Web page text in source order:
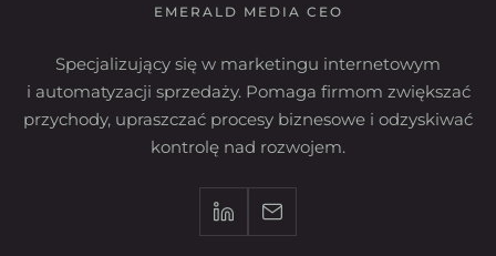
EMERALD MEDIA CEO
Specjalizujący się w marketingu internetowym
i automatyzacji sprzedaży. Pomaga firmom zwiększać
przychody, upraszczać procesy biznesowe i odzyskiwać
kontrolę nad rozwojem.